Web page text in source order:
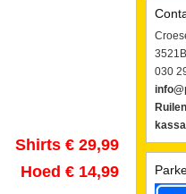
Shirts € 29,99
Hoed € 14,99
030